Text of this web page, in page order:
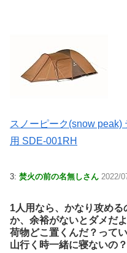
スノーピーク(snow peak)
用 SDE-001RH
3: 焚火の前の名無しさん 2022/
1人用なら、かなり攻め
か、余裕がないとダメだよ
荷物どこ置くんだ？って
山行く時一緒に寝ないの